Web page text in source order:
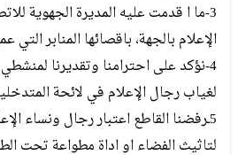
3-ما ا قدمت عليه المديرة الجهوية
الإعلام بالجهة، باقصائها المنابر التي عمرت
4-نؤكد على احترامنا وتقديرنا
لغياب رجال الإعلام في لائحة
5ـرفضنا القاطع اعتبار رجال ونساء
لتاثيث الفضاء او اداة مطواعة تحت